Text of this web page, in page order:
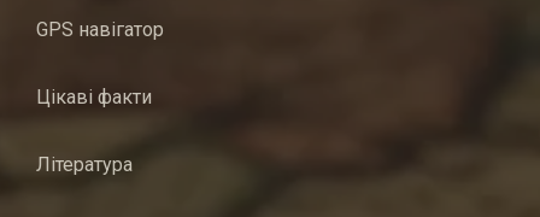
GPS навігатор
Цікаві факти
Література